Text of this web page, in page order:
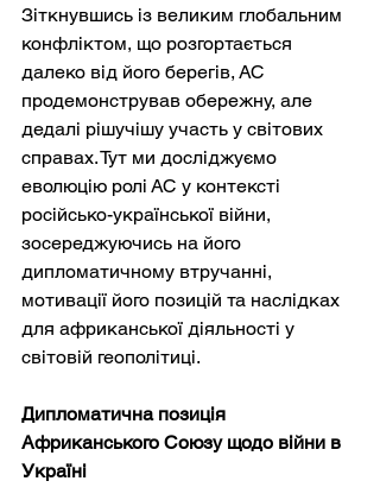
Зіткнувшись із великим глобальним
конфліктом, що розгортається
далеко від його берегів, АС
продемонстрував обережну, але
дедалі рішучішу участь у світових
справах. Тут ми досліджуємо
еволюцію ролі АС у контексті
російсько-української війни,
зосереджуючись на його
дипломатичному втручанні,
мотивації його позицій та наслідках
для африканської діяльності у
світовій геополітиці.
Дипломатична позиція
Африканського Союзу щодо війни в
Україні